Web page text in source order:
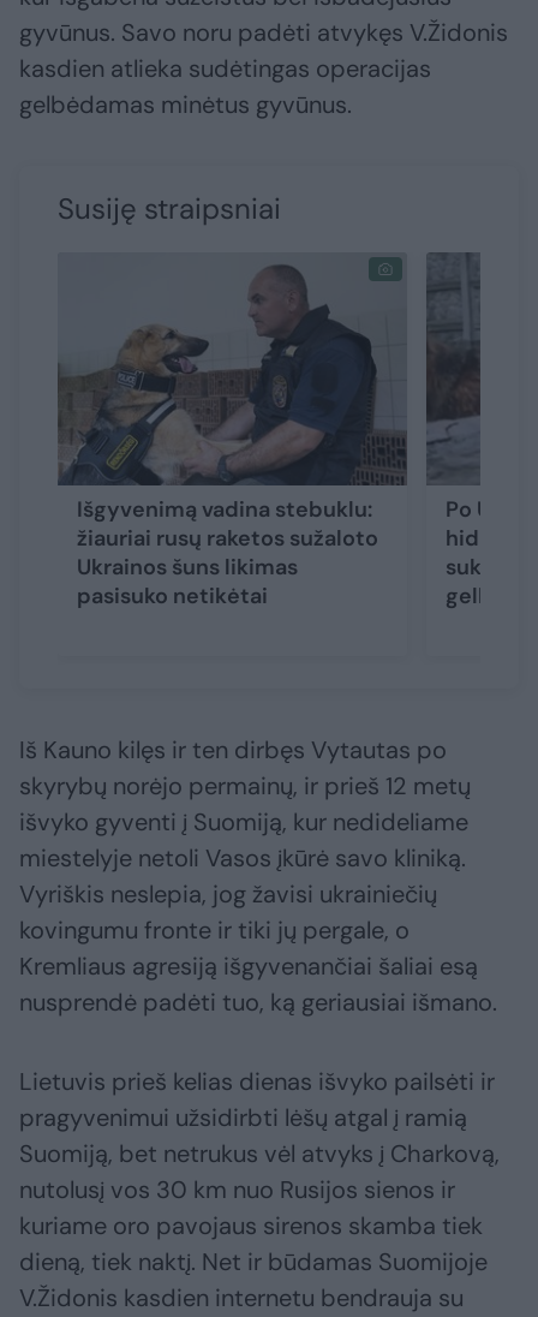
gyvūnus. Savo noru padėti atvykęs V.Židonis
kasdien atlieka sudėtingas operacijas
gelbėdamas minėtus gyvūnus.
Susiję straipsniai
Išgyvenimą vadina stebuklu:
žiauriai rusų raketos sužaloto
Ukrainos šuns likimas
pasisuko netikėtai
Po
Iš Kauno kilęs ir ten dirbęs Vytautas po
skyrybų norėjo permainų, ir prieš 12 metų
išvyko gyventi į Suomiją, kur nedideliame
miestelyje netoli Vasos įkūrė savo kliniką.
Vyriškis neslepia, jog žavisi ukrainiečių
kovingumu fronte ir tiki jų pergale, o
Kremliaus agresiją išgyvenančiai šaliai esą
nusprendė padėti tuo, ką geriausiai išmano.
Lietuvis prieš kelias dienas išvyko pailsėti ir
pragyvenimui užsidirbti lėšų atgal į ramią
Suomiją, bet netrukus vėl atvyks į Charkovą,
nutolusį vos 30 km nuo Rusijos sienos ir
kuriame oro pavojaus sirenos skamba tiek
dieną, tiek naktį. Net ir būdamas Suomijoje
V.Židonis kasdien internetu bendrauja su